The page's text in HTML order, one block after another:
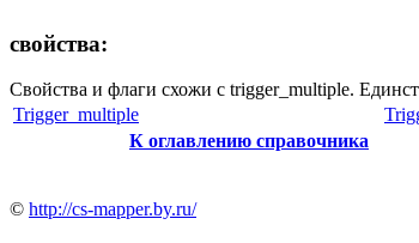
свойства:
Свойства и флаги схожи с trigger_multiple.
Trigger_multiple
К оглавлению справочника
© http://cs-mapper.by.ru/